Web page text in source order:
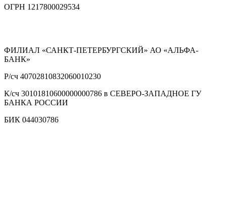
ОГРН 1217800029534
ФИЛИАЛ «САНКТ-ПЕТЕРБУРГСКИЙ» АО «АЛЬФА-
БАНК»
Р/сч 40702810832060010230
К/сч 30101810600000000786 в СЕВЕРО-ЗАПАДНОЕ ГУ
БАНКА РОССИИ
БИК 044030786